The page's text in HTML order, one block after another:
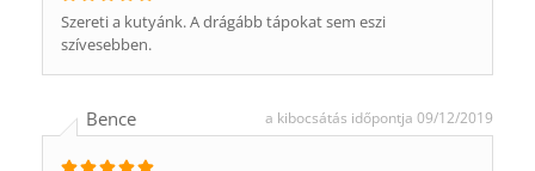
Szereti a kutyánk. A drágább tápokat sem eszi
szívesebben.
Bence a kibocsátás időpontja 09/12/2019